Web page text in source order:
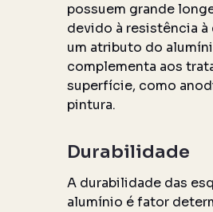
possuem grande
devido à resistência à
um atributo do
complementa aos
superfície, como
pintura.
Durabilidade
A durabilidade das
alumínio é fator